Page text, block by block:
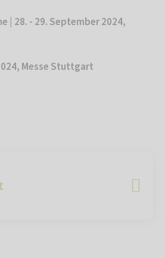
| 28. - 29. September 2024,
Messe Stuttgart